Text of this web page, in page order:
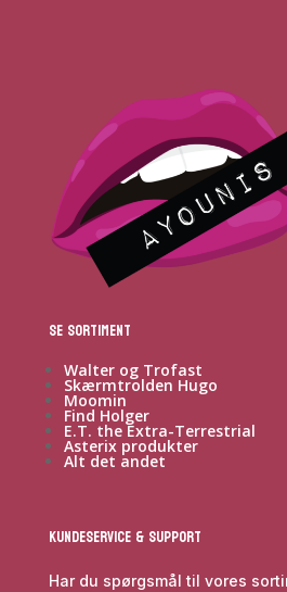
Se sortiment
Walter og Trofast
Skærmtrolden Hugo
Moomin
Find Holger
E.T. the Extra-Terrestrial
Asterix produkter
Alt det andet
Kundeservice & Support
Har du spørgsmål til vores